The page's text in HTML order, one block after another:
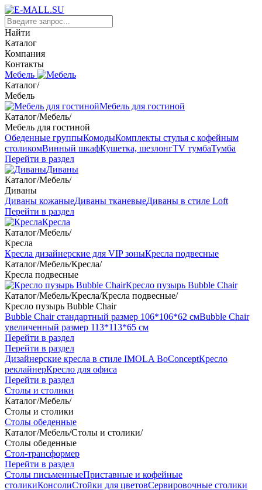
Найти
Каталог
Компания
Контакты
Мебель
Каталог/
Мебель
Мебель для гостиной
Каталог/Мебель/
Мебель для гостиной
Обеденные группыКомодыКомплекты стулья с кофейным
столикомВинный шкафКушетка, шезлонгTV тумбаТумба
Перейти в раздел
Диваны
Каталог/Мебель/
Диваны
Диваны кожаныеДиваны тканевыеДиваны в стиле Loft
Перейти в раздел
Кресла
Каталог/Мебель/
Кресла
Кресла дизайнерские для VIP зоныКресла подвесные
Каталог/Мебель/Кресла/
Кресла подвесные
Кресло пузырь Bubble Chair
Каталог/Мебель/Кресла/Кресла подвесные/
Кресло пузырь Bubble Chair
Bubble Chair стандартный размер 106*106*62 смBubble Chair
увеличенный размер 113*113*65 см
Перейти в раздел
Перейти в раздел
Дизайнерские кресла в стиле IMOLA BoConceptКресло
реклайнерКресло для офиса
Перейти в раздел
Столы и столики
Каталог/Мебель/
Столы и столики
Столы обеденные
Каталог/Мебель/Столы и столики/
Столы обеденные
Стол-трансформер
Перейти в раздел
Столы письменныеПриставные и кофейные
столикиКонсолиСтойки для цветовСервировочные столики